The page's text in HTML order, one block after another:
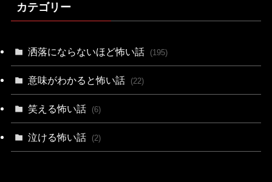
カテゴリー
洒落にならないほど怖い話 (195)
意味がわかると怖い話 (22)
笑える怖い話 (6)
泣ける怖い話 (2)